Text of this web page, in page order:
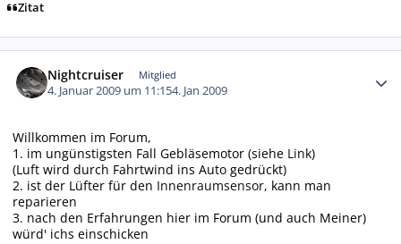
Zitat
Nightcruiser Mitglied
4. Januar 2009 um 11:154. Jan 2009
Willkommen im Forum,
1. im ungünstigsten Fall Gebläsemotor (siehe Link)
(Luft wird durch Fahrtwind ins Auto gedrückt)
2. ist der Lüfter für den Innenraumsensor, kann man
reparieren
3. nach den Erfahrungen hier im Forum (und auch Meiner)
würd' ichs einschicken